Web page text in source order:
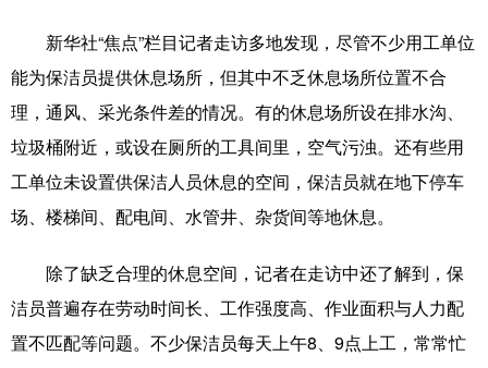
多语种频道
English Español Français عربى
Русский язык 日本語 한국어
新华社“焦点”栏目记者走访多地发现，尽管不少用工单位
能为保洁员提供休息场所，但其中不乏休息场所位置不合
理，通风、采光条件差的情况。有的休息场所设在排水沟、
垃圾桶附近，或设在厕所的工具间里，空气污浊。还有些用
工单位未设置供保洁人员休息的空间，保洁员就在地下停车
场、楼梯间、配电间、水管井、杂货间等地休息。
除了缺乏合理的休息空间，记者在走访中还了解到，保
洁员普遍存在劳动时间长、工作强度高、作业面积与人力配
置不匹配等问题。不少保洁员每天上午8、9点上工，常常忙